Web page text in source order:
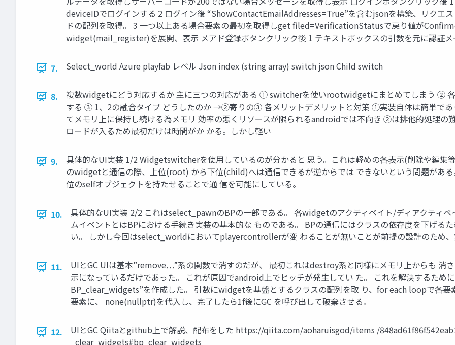
deviceIDでログインする 2 ログイン後 “ShowContactEmailAddresses=True”を含むjsonを構築、リクエ
ドの配列を取得。 3 一つ以上ある場合要素の最初を取得しget filed=VerificationStatusで戻り値が
widget(mail_register)を展開、表示 メアド登録ボタンクリック後 1 テキストボックスの引数を元に認証
7. Select_world Azure playfab レベル Json index (string array) switch json Child switch
8.
複数widgetにどう対応するか 主に三つの対応がある ① switcherを使いrootwidgetにまとめてしまう ②
する ③ 1、2の融合タイプ どうしたのか →②寄りの③ 各メリットデメリットと対策 ①実装自体は簡単で
てメモリ上に保持し続ける為メモリ 効率の悪くリソースが限られるandroidでは不向き ②は排他的処理の
ロードが入るため最初だけは時間がか かる。しかし軽い
9.
具体的なUI実装 1/2 Widgetswitcherを使用しているのが分かると 思う。これは軽めの各表示(削除や編集
のwidgetと通信の際、上位(root) から下位(child)へは通信できるが逆からでは できないという問題があ
位のselfオブジェクトを持たせることで通 信を可能にしている。
10.
具体的なUI実装 2/2 これはselect_pawnのBPの一部である。 各widgetのアクティベイト/ディアクティ
ムイベントとはBPにおける手続き実装の基本的な ものである。 BPの通信にはクラスの依存度を下げる
い。 しかし今回はselect_worldにおいてplayercontrollerが変 わることが無いことが前提の設計のため
11.
UIとGC UIは基本”remove…”系の関数で消すのだが、 最初これはdestroy系と同様にメモリ上からも 消
示になっているだけであった。 これが原因でandroid上でヒッチが発生してい た。 これを解決するため
BP_clear_widgets”を作成した。 引数にwidgetを基盤とするクラスの配列を取 り、for each loopで各
要素に、 none(nullptr)を代入し、完了したら1f後にGC を呼び出して破棄させる。
12.
UIとGC Qiitaとgithub上で解説、配布をした https://qiita.com/aoharuisgod/items /
_clear_widgets#bp_clear_widgets